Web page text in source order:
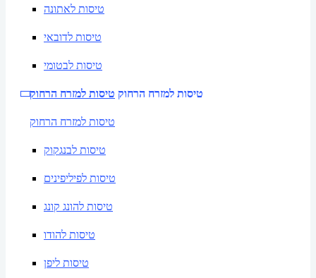
טיסות לאתונה
טיסות לדובאי
טיסות לבטומי
טיסות למזרח הרחוק טיסות למזרח הרחוק
טיסות למזרח הרחוק
טיסות לבנגקוק
טיסות לפיליפינים
טיסות להונג קונג
טיסות להודו
טיסות ליפן